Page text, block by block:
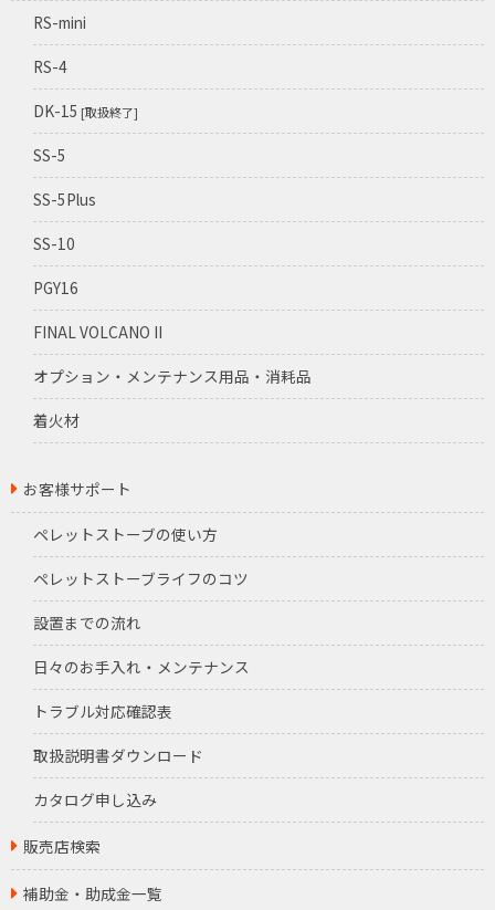
RS-mini
RS-4
DK-15 [取扱終了]
SS-5
SS-5Plus
SS-10
PGY16
FINAL VOLCANO II
オプション・メンテナンス用品・消耗品
着火材
お客様サポート
ペレットストーブの使い方
ペレットストーブライフのコツ
設置までの流れ
日々のお手入れ・メンテナンス
トラブル対応確認表
取扱説明書ダウンロード
カタログ申し込み
販売店検索
補助金・助成金一覧